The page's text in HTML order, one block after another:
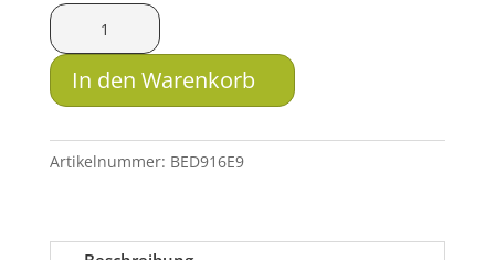
Andy
Atzl
Kugelabzug
Dakota
700
In den Warenkorb
Artikelnummer: BED916E9